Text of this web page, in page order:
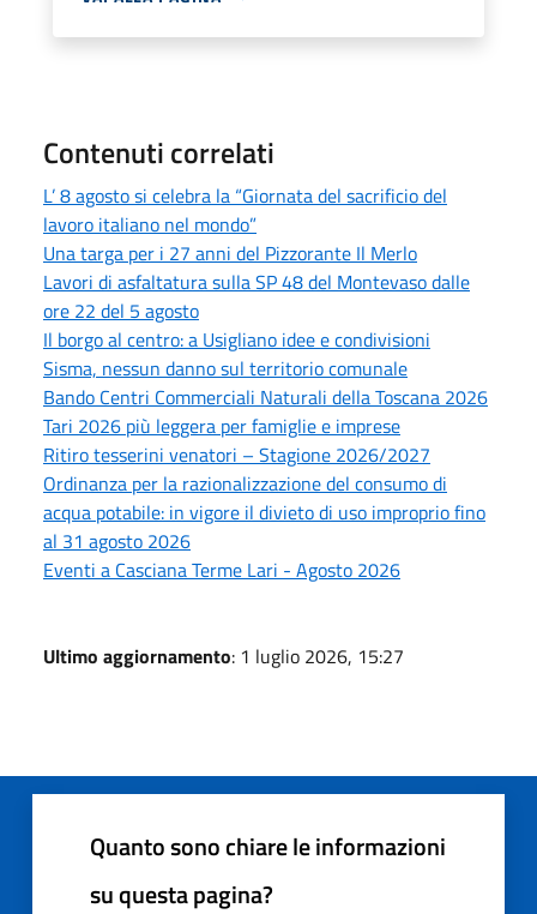
Contenuti correlati
L’ 8 agosto si celebra la “Giornata del sacrificio del
lavoro italiano nel mondo”
Una targa per i 27 anni del Pizzorante Il Merlo
Lavori di asfaltatura sulla SP 48 del Montevaso dalle
ore 22 del 5 agosto
Il borgo al centro: a Usigliano idee e condivisioni
Sisma, nessun danno sul territorio comunale
Bando Centri Commerciali Naturali della Toscana 2026
Tari 2026 più leggera per famiglie e imprese
Ritiro tesserini venatori – Stagione 2026/2027
Ordinanza per la razionalizzazione del consumo di
acqua potabile: in vigore il divieto di uso improprio fino
al 31 agosto 2026
Eventi a Casciana Terme Lari - Agosto 2026
Ultimo aggiornamento: 1 luglio 2026, 15:27
Quanto sono chiare le informazioni
su questa pagina?